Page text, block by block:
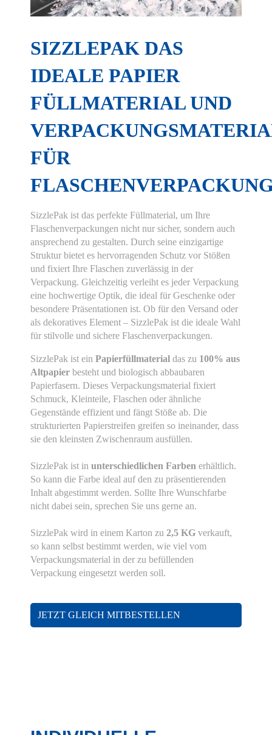
SIZZLEPAK DAS
IDEALE PAPIER
FÜLLMATERIAL UND
FÜR
SizzlePak ist das perfekte Füllmaterial, um Ihre
Flaschenverpackungen nicht nur sicher, sondern auch
ansprechend zu gestalten. Durch seine einzigartige
Struktur bietet es hervorragenden Schutz vor Stößen
und fixiert Ihre Flaschen zuverlässig in der
Verpackung. Gleichzeitig verleiht es jeder Verpackung
eine hochwertige Optik, die ideal für Geschenke oder
besondere Präsentationen ist. Ob für den Versand oder
als dekoratives Element – SizzlePak ist die ideale Wahl
für stilvolle und sichere Flaschenverpackungen.
SizzlePak ist ein Papierfüllmaterial das zu 100% aus
Altpapier besteht und biologisch abbaubaren
Papierfasern. Dieses Verpackungsmaterial fixiert
Schmuck, Kleinteile, Flaschen oder ähnliche
Gegenstände effizient und fängt Stöße ab. Die
strukturierten Papierstreifen greifen so ineinander, dass
sie den kleinsten Zwischenraum ausfüllen.
SizzlePak ist in unterschiedlichen Farben erhältlich.
So kann die Farbe ideal auf den zu präsentierenden
Inhalt abgestimmt werden. Sollte Ihre Wunschfarbe
nicht dabei sein, sprechen Sie uns gerne an.
SizzlePak wird in einem Karton zu 2,5 KG verkauft,
so kann selbst bestimmt werden, wie viel vom
Verpackungsmaterial in der zu befüllenden
Verpackung eingesetzt werden soll.
JETZT GLEICH MITBESTELLEN
Details einblenden